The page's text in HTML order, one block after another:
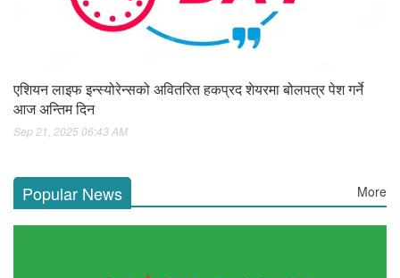
एशियन लाइफ इन्स्योरेन्सको अवितरित हकप्रद शेयरमा बोलपत्र पेश गर्ने
आज अन्तिम दिन
Sep 21, 2025 06:43 AM
Popular News More